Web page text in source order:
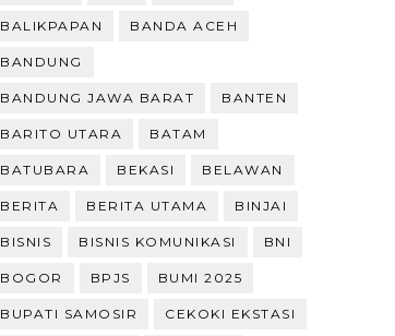
BALIKPAPAN BANDA ACEH
BANDUNG
BANDUNG JAWA BARAT BANTEN
BARITO UTARA BATAM
BATUBARA BEKASI BELAWAN
BERITA BERITA UTAMA BINJAI
BISNIS BISNIS KOMUNIKASI BNI
BOGOR BPJS BUMI 2025
BUPATI SAMOSIR CEKOKI EKSTASI